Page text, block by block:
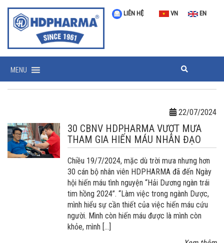
LIÊN HỆ VN EN
MENU
22/07/2024
30 CBNV HDPHARMA VƯỢT MƯA
THAM GIA HIẾN MÁU NHÂN ĐẠO
Chiều 19/7/2024, mặc dù trời mưa nhưng hơn
30 cán bộ nhân viên HDPHARMA đã đến Ngày
hội hiến máu tình nguyện “Hải Dương ngàn trái
tim hồng 2024”. “Làm việc trong ngành Dược,
mình hiểu sự cần thiết của việc hiến máu cứu
người. Mình còn hiến máu được là mình còn
khỏe, mình […]